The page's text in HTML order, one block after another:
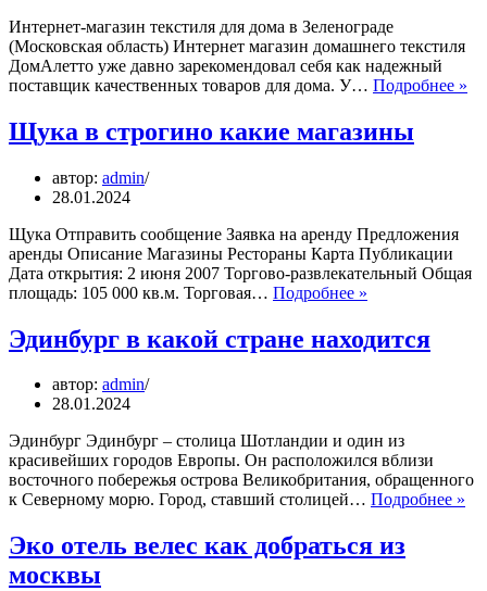
Интернет-магазин текстиля для дома в Зеленограде
(Московская область) Интернет магазин домашнего текстиля
ДомАлетто уже давно зарекомендовал себя как надежный
поставщик качественных товаров для дома. У… Подробнее »
Щука в строгино какие магазины
автор: admin
28.01.2024
Щука Отправить сообщение Заявка на аренду Предложения
аренды Описание Магазины Рестораны Карта Публикации
Дата открытия: 2 июня 2007 Торгово-развлекательный Общая
площадь: 105 000 кв.м. Торговая… Подробнее »
какие
Эдинбург в какой стране находится
автор: admin
28.01.2024
Эдинбург Эдинбург – столица Шотландии и один из
красивейших городов Европы. Он расположился вблизи
восточного побережья острова Великобритания, обращенного
к Северному морю. Город, ставший столицей… Подробнее »
Эко отель велес как добраться из
москвы